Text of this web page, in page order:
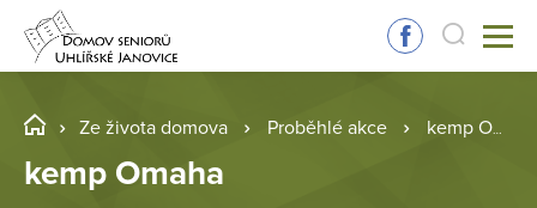
Ze života domova Proběhlé akce kemp Omaha
kemp Omaha